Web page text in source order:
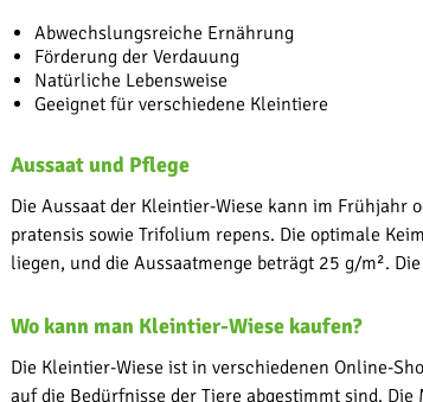
Abwechslungsreiche Ernährung
Förderung der Verdauung
Natürliche Lebensweise
Geeignet für verschiedene Kleintiere
Aussaat und Pflege
Die Aussaat der Kleintier-Wiese kann im Frühjahr
pratensis sowie Trifolium repens. Die optimale
liegen, und die Aussaatmenge beträgt 25 g/m².
Wo kann man Kleintier-Wiese kaufen?
Die Kleintier-Wiese ist in verschiedenen Online-
auf die Bedürfnisse der Tiere abgestimmt sind.